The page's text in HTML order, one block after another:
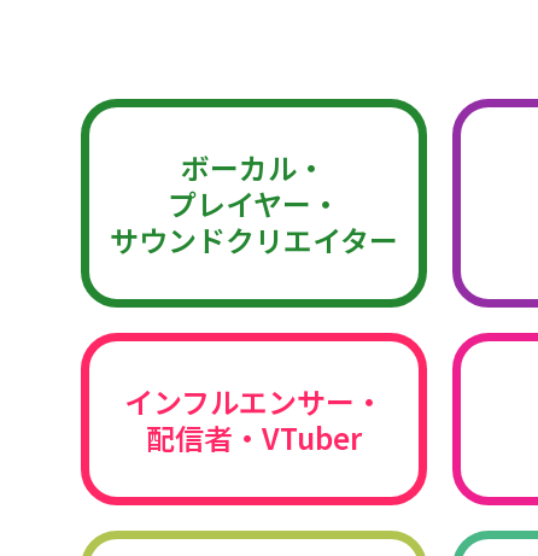
ボーカル・
プレイヤー・
サウンドクリエイター
インフルエンサー・
配信者・VTuber